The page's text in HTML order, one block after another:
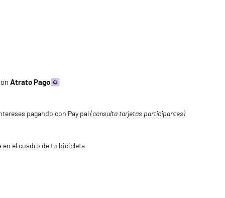
Atrato Pago
pagando con Pay pal(consulta tarjetas participantes)
en el cuadro de tu bicicleta